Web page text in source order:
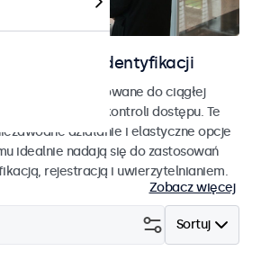
dostępu i identyfikacji
zaprojektowane do ciągłej
z systemami kontroli dostępu. Te
działanie i elastyczne opcje
idealnie nadają się do zastosowań
rejestracją i uwierzytelnianiem.
Zobacz więcej
Sortuj